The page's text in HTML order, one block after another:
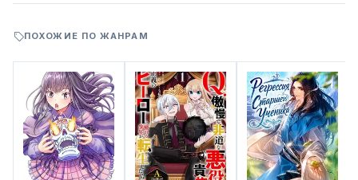
ПОХОЖИЕ ПО ЖАНРАМ